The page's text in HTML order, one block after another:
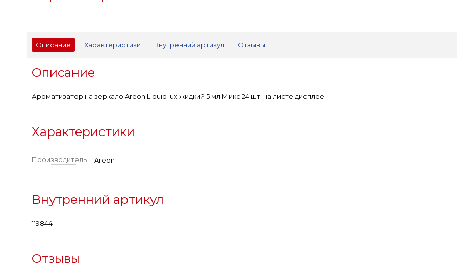
Описание Характеристики Внутренний артикул Отзывы
Описание
Ароматизатор на зеркало Areon Liquid lux жидкий 5 мл Микс 24 шт. на листе дисплее
Характеристики
Производитель Areon
Внутренний артикул
119844
Отзывы